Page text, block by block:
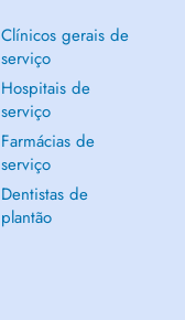
Clínicos gerais de
serviço
Hospitais de
serviço
Farmácias de
serviço
Dentistas de
plantão